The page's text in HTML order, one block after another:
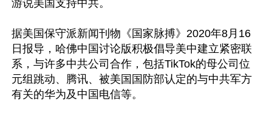
游说美国支持中共。
据美国保守派新闻刊物《国家脉搏》2020年8月16
日报导，哈佛中国讨论版积极倡导美中建立紧密联
系，与许多中共公司合作，包括TikTok的母公司位
元组跳动、腾讯、被美国国防部认定的与中共军方
有关的华为及中国电信等。